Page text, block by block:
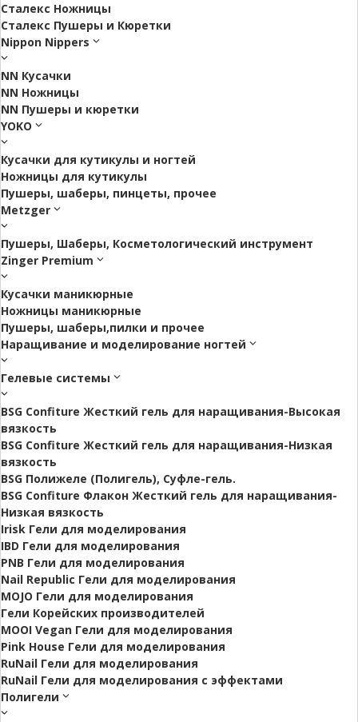
Сталекс Ножницы
Сталекс Пушеры и Кюретки
Nippon Nippers
NN Кусачки
NN Ножницы
NN Пушеры и кюретки
YOKO
Кусачки для кутикулы и ногтей
Ножницы для кутикулы
Пушеры, шаберы, пинцеты, прочее
Metzger
Пушеры, Шаберы, Косметологический инструмент
Zinger Premium
Кусачки маникюрные
Ножницы маникюрные
Пушеры, шаберы,пилки и прочее
Наращивание и моделирование ногтей
Гелевые системы
BSG Confiture Жесткий гель для наращивания-Высокая
вязкость
BSG Confiture Жесткий гель для наращивания-Низкая
вязкость
BSG Полижеле (Полигель), Суфле-гель.
BSG Confiture Флакон Жесткий гель для наращивания-
Низкая вязкость
Irisk Гели для моделирования
IBD Гели для моделирования
PNB Гели для моделирования
Nail Republic Гели для моделирования
MOJO Гели для моделирования
Гели Корейских производителей
MOOI Vegan Гели для моделирования
Pink House Гели для моделирования
RuNail Гели для моделирования
RuNail Гели для моделирования с эффектами
Полигели